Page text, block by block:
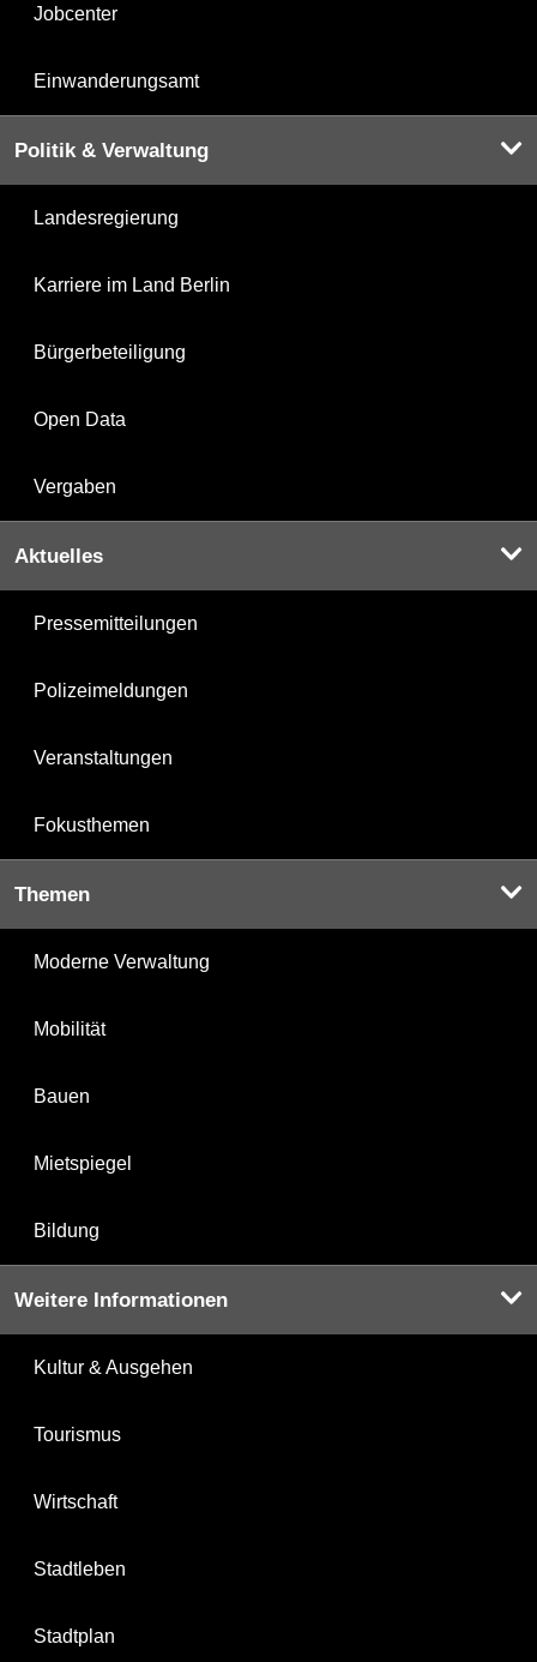
Jobcenter
Einwanderungsamt
Politik & Verwaltung
Landesregierung
Karriere im Land Berlin
Bürgerbeteiligung
Open Data
Vergaben
Aktuelles
Pressemitteilungen
Polizeimeldungen
Veranstaltungen
Fokusthemen
Themen
Moderne Verwaltung
Mobilität
Bauen
Mietspiegel
Bildung
Weitere Informationen
Kultur & Ausgehen
Tourismus
Wirtschaft
Stadtleben
Stadtplan